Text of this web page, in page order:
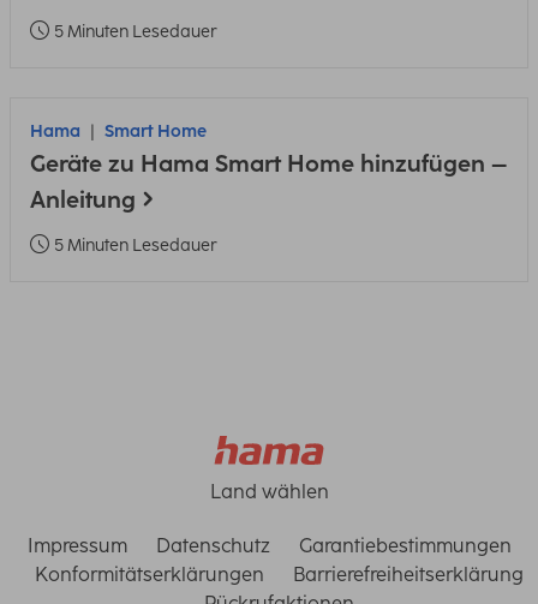
5 Minuten Lesedauer
Hama Smart Home
Geräte zu Hama Smart Home hinzufügen –
Anleitung
5 Minuten Lesedauer
Land wählen
Impressum Datenschutz
Garantiebestimmungen
Konformitätserklärungen
Barrierefreiheitserklärung